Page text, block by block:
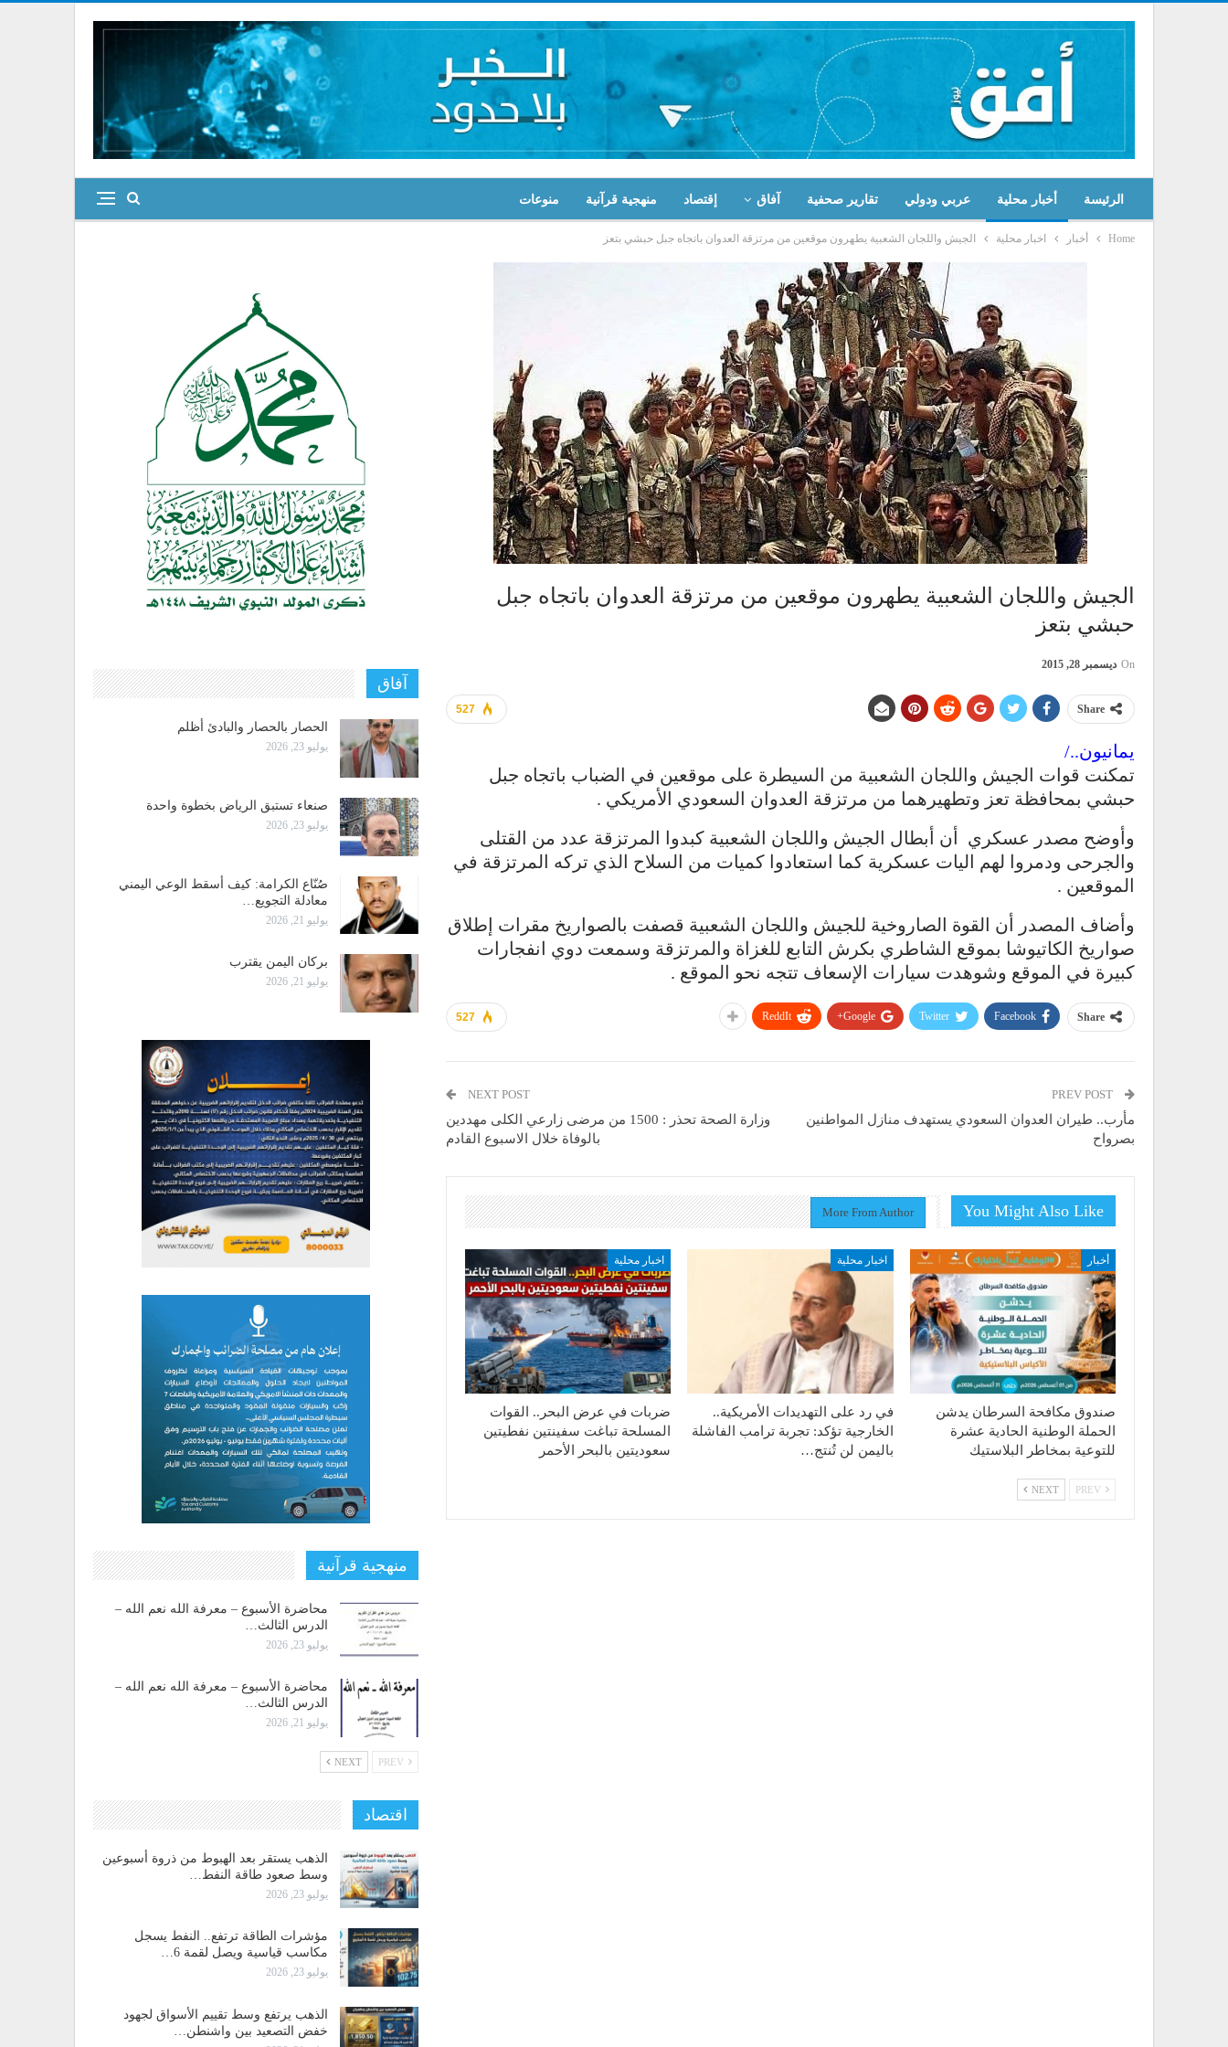
الرئيسة أخبار محلية عربي ودولي تقارير صحفية آفاق إقتصاد منهجية قرآنية منوعات
Home أخبار اخبار محلية الجيش واللجان الشعبية يطهرون موقعين من مرتزقة العدوان باتجاه جبل حبشي بتعز
الجيش واللجان الشعبية يطهرون موقعين من مرتزقة العدوان باتجاه جبل
حبشي بتعز
On ديسمبر 28, 2015
527 Share
يمانيون../
تمكنت قوات الجيش واللجان الشعبية من السيطرة على موقعين في الضباب باتجاه جبل
حبشي بمحافظة تعز وتطهيرهما من مرتزقة العدوان السعودي الأمريكي .
وأوضح مصدر عسكري أن أبطال الجيش واللجان الشعبية كبدوا المرتزقة عدد من القتلى
والجرحى ودمروا لهم اليات عسكرية كما استعادوا كميات من السلاح الذي تركه المرتزقة في
الموقعين .
وأضاف المصدر أن القوة الصاروخية للجيش واللجان الشعبية قصفت بالصواريخ مقرات إطلاق
صواريخ الكاتيوشا بموقع الشاطري بكرش التابع للغزاة والمرتزقة وسمعت دوي انفجارات
كبيرة في الموقع وشوهدت سيارات الإسعاف تتجه نحو الموقع .
527 Share
Facebook
Twitter
Google+
ReddIt
مأرب.. طيران العدوان السعودي يستهدف منازل المواطنين
بصرواح
NEXT POST
وزارة الصحة تحذر : 1500 من مرضى زارعي الكلى مهددين
بالوفاة خلال الاسبوع القادم
You Might Also Like
More From Author
أخبار
صندوق مكافحة السرطان يدشن
الحملة الوطنية الحادية عشرة
للتوعية بمخاطر البلاستيك
اخبار محلية
في رد على التهديدات الأمريكية..
الخارجية تؤكد: تجربة ترامب الفاشلة
باليمن لن تُنتج…
اخبار محلية
ضربات في عرض البحر.. القوات
المسلحة تباغت سفينتين نفطيتين
سعوديتين بالبحر الأحمر
NEXT
آفاق
الحصار بالحصار والبادئ أظلم
يوليو 23, 2026
صنعاء تستبق الرياض بخطوة واحدة
يوليو 23, 2026
صُنّاع الكرامة: كيف أسقط الوعي اليمني
معادلة التجويع…
يوليو 21, 2026
بركان اليمن يقترب
يوليو 21, 2026
منهجية قرآنية
محاضرة الأسبوع – معرفة الله نعم الله –
الدرس الثالث…
يوليو 23, 2026
محاضرة الأسبوع – معرفة الله نعم الله –
الدرس الثالث…
يوليو 21, 2026
NEXT
اقتصاد
الذهب يستقر بعد الهبوط من ذروة أسبوعين
وسط صعود طاقة النفط…
يوليو 23, 2026
مؤشرات الطاقة ترتفع.. النفط يسجل
مكاسب قياسية ويصل لقمة 6…
يوليو 23, 2026
الذهب يرتفع وسط تقييم الأسواق لجهود
خفض التصعيد بين واشنطن…